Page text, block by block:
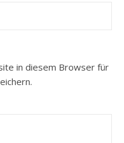
in diesem Browser für